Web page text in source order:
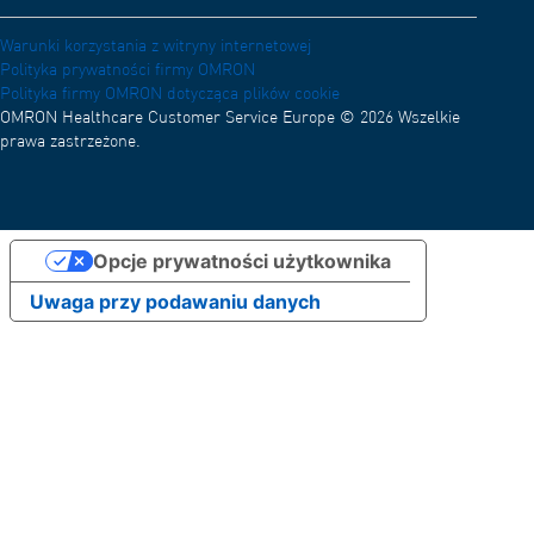
Warunki korzystania z witryny internetowej
Polityka prywatności firmy OMRON
Polityka firmy OMRON dotycząca plików cookie
OMRON Healthcare Customer Service Europe © 2026 Wszelkie
prawa zastrzeżone.
Uwaga przy podawaniu danych
Opcje prywatności użytkownika